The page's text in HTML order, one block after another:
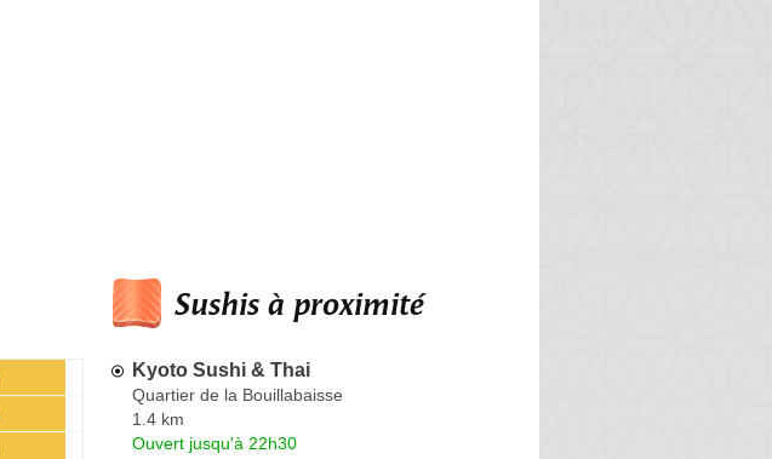
Sushis à proximité
Kyoto Sushi & Thai
Quartier de la Bouillabaisse
1.4 km
Ouvert jusqu'à 22h30